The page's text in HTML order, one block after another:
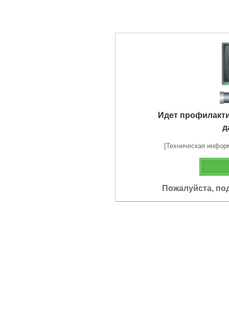
Идет
[Техническая
Пожалуйста,